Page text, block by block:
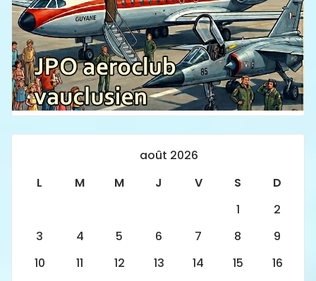
août 2026
L
M M J V S
D
1
2
3
4 5 6 7 8
9
10
11 12 13 14 15
16